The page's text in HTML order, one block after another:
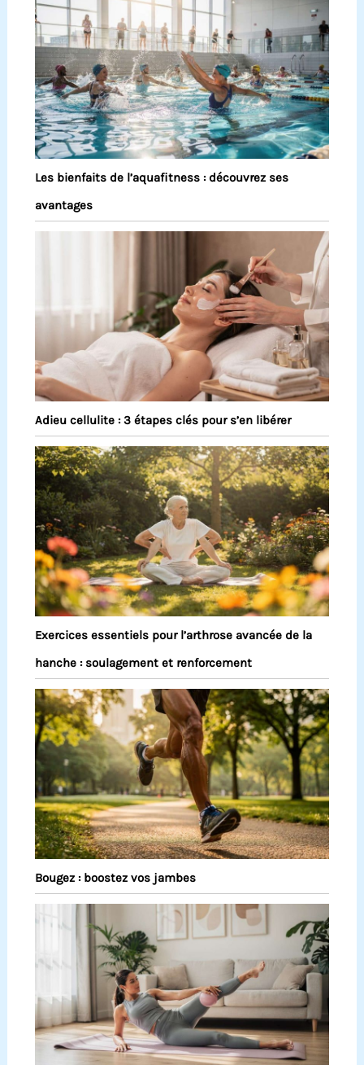
Les bienfaits de l’aquafitness : découvrez ses
avantages
Adieu cellulite : 3 étapes clés pour s’en libérer
Exercices essentiels pour l’arthrose avancée de la
hanche : soulagement et renforcement
Bougez : boostez vos jambes